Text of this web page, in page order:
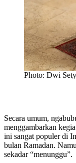
Photo: Dwi
Secara umum,
menggambarkan
ini sangat populer di
bulan Ramadan.
sekadar “menunggu”.